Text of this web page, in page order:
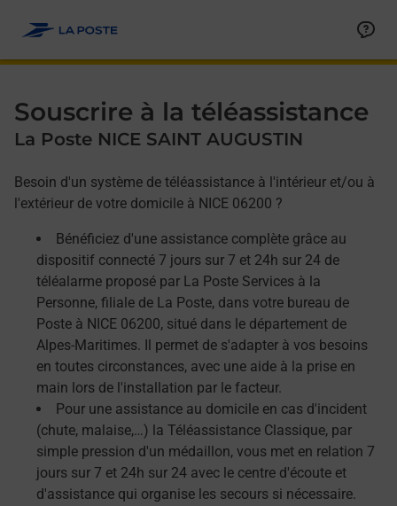
Souscrire à la téléassistance
La Poste NICE SAINT AUGUSTIN
Besoin d'un système de téléassistance à l'intérieur et/ou à
l'extérieur de votre domicile à NICE 06200 ?
Bénéficiez d'une assistance complète grâce au
dispositif connecté 7 jours sur 7 et 24h sur 24 de
téléalarme proposé par La Poste Services à la
Personne, filiale de La Poste, dans votre bureau de
Poste à NICE 06200, situé dans le département de
Alpes-Maritimes. Il permet de s'adapter à vos besoins
en toutes circonstances, avec une aide à la prise en
main lors de l'installation par le facteur.
Pour une assistance au domicile en cas d'incident
(chute, malaise,…) la Téléassistance Classique, par
simple pression d'un médaillon, vous met en relation 7
jours sur 7 et 24h sur 24 avec le centre d'écoute et
d'assistance qui organise les secours si nécessaire.